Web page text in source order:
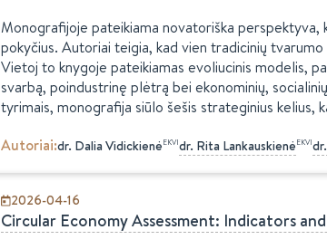
Monografijoje pateikiama novatoriška perspektyva,
pokyčius. Autoriai teigia, kad vien tradicinių
Vietoj to knygoje pateikiamas evoliucinis modelis,
svarbą, poindustrinę plėtrą bei ekonominių,
tyrimais, monografija siūlo šešis strateginius
Autoriai:dr. Dalia VidickienėEKVIdr. Rita LankauskienėEKVIdr.
2026-04-16
Circular Economy Assessment: Indicators